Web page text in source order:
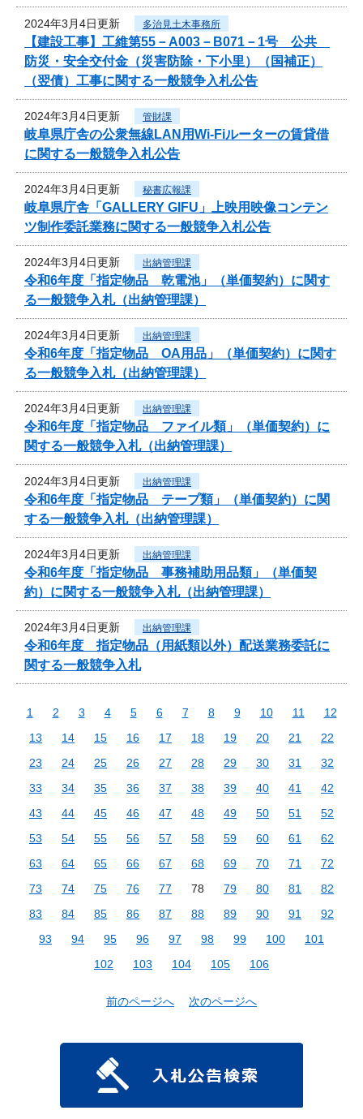
2024年3月4日更新 多治見土木事務所
【建設工事】工維第55－A003－B071－1号 公共
防災・安全交付金（災害防除・下小里）（国補正）
（翌債）工事に関する一般競争入札公告
2024年3月4日更新 管財課
岐阜県庁舎の公衆無線LAN用Wi-Fiルーターの賃貸借
に関する一般競争入札公告
2024年3月4日更新 秘書広報課
岐阜県庁舎「GALLERY GIFU」上映用映像コンテン
ツ制作委託業務に関する一般競争入札公告
2024年3月4日更新 出納管理課
令和6年度「指定物品 乾電池」（単価契約）に関す
る一般競争入札（出納管理課）
2024年3月4日更新 出納管理課
令和6年度「指定物品 OA用品」（単価契約）に関す
る一般競争入札（出納管理課）
2024年3月4日更新 出納管理課
令和6年度「指定物品 ファイル類」（単価契約）に
関する一般競争入札（出納管理課）
2024年3月4日更新 出納管理課
令和6年度「指定物品 テープ類」（単価契約）に関
する一般競争入札（出納管理課）
2024年3月4日更新 出納管理課
令和6年度「指定物品 事務補助用品類」（単価契
約）に関する一般競争入札（出納管理課）
2024年3月4日更新 出納管理課
令和6年度 指定物品（用紙類以外）配送業務委託に
関する一般競争入札
1 2 3 4 5 6 7 8 9 10 11
12
13
14 15 16 17 18 19 20 21
22
23
24 25 26 27 28 29 30 31
32
33
34 35 36 37 38 39 40 41
42
43
44 45 46 47 48 49 50 51
52
53
54 55 56 57 58 59 60 61
62
63
64 65 66 67 68 69 70 71
72
73
74 75 76 77 78 79 80 81
82
83
84 85 86 87 88 89 90 91
92
93
94 95 96 97 98 99 100
101
102
103 104 105 106
前のページへ 次のページへ